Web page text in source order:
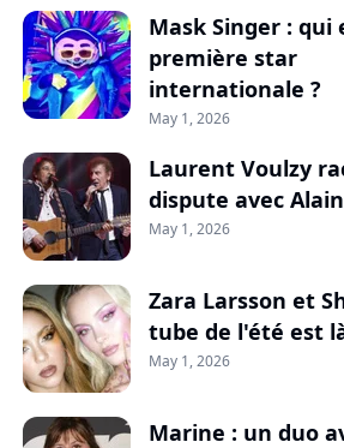
Mask Singer : qui
première star
internationale ?
May 1, 2026
Laurent Voulzy
dispute avec
May 1, 2026
Zara Larsson et
tube de l'été est
May 1, 2026
Marine : un duo